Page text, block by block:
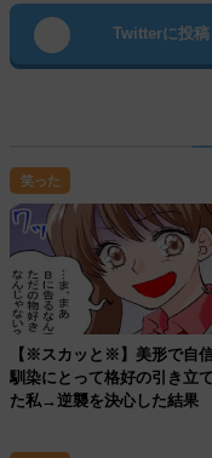
Twitterに投稿
笑った
【※スカッと※】美形で自
馴染にとって格好の引き立
た私→逆襲を決心した結果